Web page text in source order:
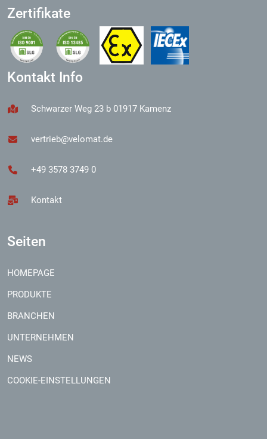
Zertifikate
Kontakt Info
Schwarzer Weg 23 b 01917 Kamenz
vertrieb@velomat.de
+49 3578 3749 0
Kontakt
Seiten
HOMEPAGE
PRODUKTE
BRANCHEN
UNTERNEHMEN
NEWS
COOKIE-EINSTELLUNGEN